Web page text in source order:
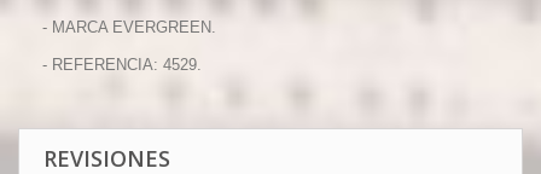
- MARCA EVERGREEN.
- REFERENCIA: 4529.
REVISIONES